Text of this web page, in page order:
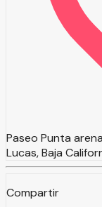
Paseo Punta
Lucas, Baja
Compartir